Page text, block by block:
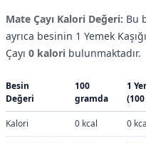
Mate Çayı Kalori Değeri: Bu
ayrıca besinin 1 Yemek
Çayı 0 kalori bulunmaktadır.
Besin
Değeri
100
gramda
1
Kalori 0 kcal 0